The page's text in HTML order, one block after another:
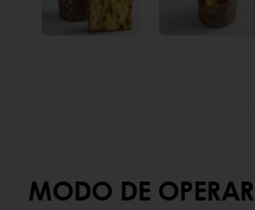
MODO DE OPERAR